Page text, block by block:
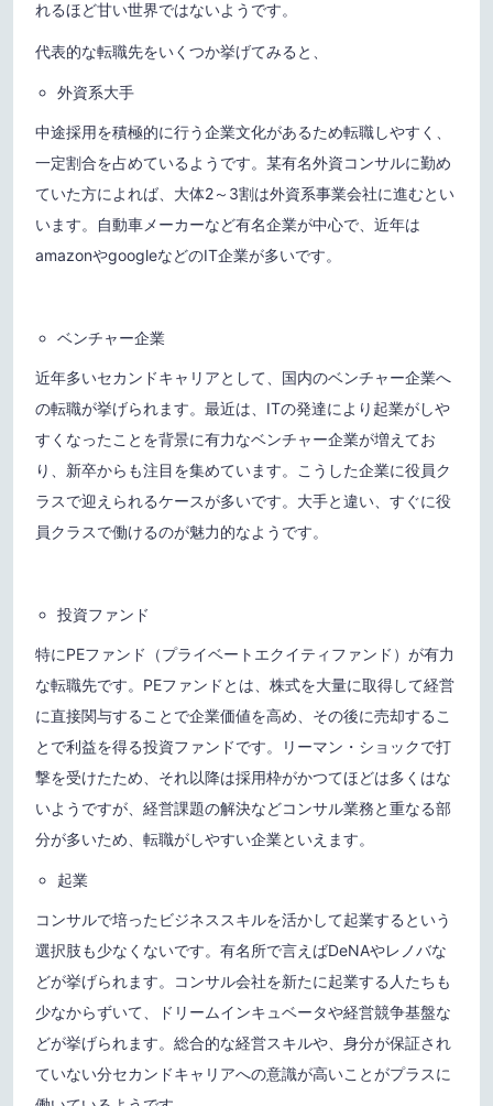
れるほど甘い世界ではないようです。
代表的な転職先をいくつか挙げてみると、
外資系大手
中途採用を積極的に行う企業文化があるため転職しやすく、
一定割合を占めているようです。某有名外資コンサルに勤め
ていた方によれば、大体2～3割は外資系事業会社に進むとい
います。自動車メーカーなど有名企業が中心で、近年は
amazonやgoogleなどのIT企業が多いです。
ベンチャー企業
近年多いセカンドキャリアとして、国内のベンチャー企業へ
の転職が挙げられます。最近は、ITの発達により起業がしや
すくなったことを背景に有力なベンチャー企業が増えてお
り、新卒からも注目を集めています。こうした企業に役員ク
ラスで迎えられるケースが多いです。大手と違い、すぐに役
員クラスで働けるのが魅力的なようです。
投資ファンド
特にPEファンド（プライベートエクイティファンド）が有力
な転職先です。PEファンドとは、株式を大量に取得して経営
に直接関与することで企業価値を高め、その後に売却するこ
とで利益を得る投資ファンドです。リーマン・ショックで打
撃を受けたため、それ以降は採用枠がかつてほどは多くはな
いようですが、経営課題の解決などコンサル業務と重なる部
分が多いため、転職がしやすい企業といえます。
起業
コンサルで培ったビジネススキルを活かして起業するという
選択肢も少なくないです。有名所で言えばDeNAやレノバな
どが挙げられます。コンサル会社を新たに起業する人たちも
少なからずいて、ドリームインキュベータや経営競争基盤な
どが挙げられます。総合的な経営スキルや、身分が保証され
ていない分セカンドキャリアへの意識が高いことがプラスに